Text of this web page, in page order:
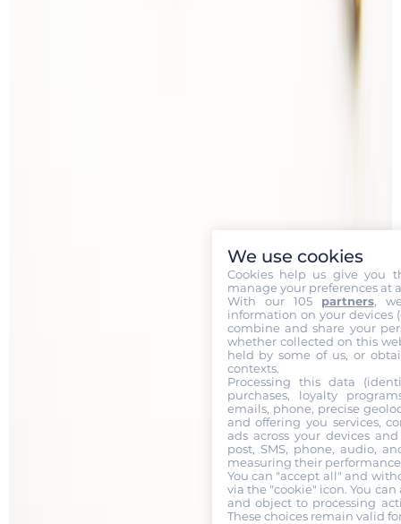
We use cookies
Cookies help us give you
manage your preferences at
With our 105 partners,
information on your devices
combine and share your
whether collected on this
held by some of us, or
contexts.
Processing this data
purchases, loyalty
emails, phone, precise
and offering you services,
ads across your devices
post, SMS, phone, audio,
measuring their
You can "accept all" and
via the "cookie" icon. You
and object to processing
These choices remain valid